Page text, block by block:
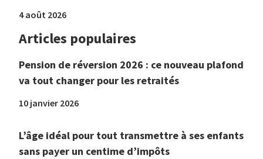
4 août 2026
Articles populaires
Pension de réversion 2026 : ce nouveau plafond
va tout changer pour les retraités
10 janvier 2026
L’âge idéal pour tout transmettre à ses enfants
sans payer un centime d’impôts